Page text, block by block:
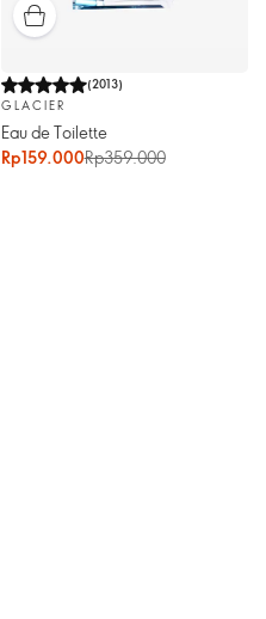
(2013)
GLACIER
Eau de Toilette
Rp159.000Rp359.000